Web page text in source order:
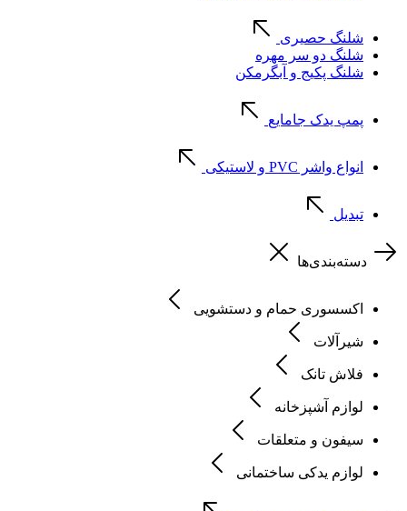
شلنگ حصیری
شلنگ دو سر مهره
شلنگ پکیج و آبگرمکن
پمپ یدک جامایع
انواع واشر PVC و لاستیکی
تبدیل
دسته‌بندی‌ها
اکسسوری حمام و دستشویی
شیرآلات
فلاش تانک
لوازم آشپزخانه
سیفون و متعلقات
لوازم یدکی ساختمانی